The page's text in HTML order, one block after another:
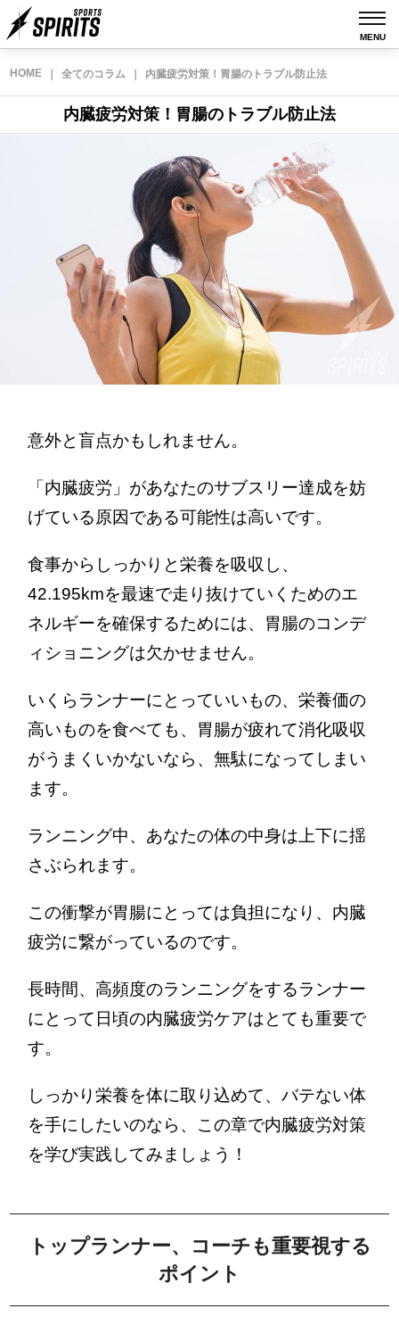
MENU
HOME 全てのコラム 内臓疲労対策！胃腸のトラブル防止法
内臓疲労対策！胃腸のトラブル防止法
意外と盲点かもしれません。
「内臓疲労」があなたのサブスリー達成を妨
げている原因である可能性は高いです。
食事からしっかりと栄養を吸収し、
42.195kmを最速で走り抜けていくためのエ
ネルギーを確保するためには、胃腸のコンデ
ィショニングは欠かせません。
いくらランナーにとっていいもの、栄養価の
高いものを食べても、胃腸が疲れて消化吸収
がうまくいかないなら、無駄になってしまい
ます。
ランニング中、あなたの体の中身は上下に揺
さぶられます。
この衝撃が胃腸にとっては負担になり、内臓
疲労に繋がっているのです。
長時間、高頻度のランニングをするランナー
にとって日頃の内臓疲労ケアはとても重要で
す。
しっかり栄養を体に取り込めて、バテない体
を手にしたいのなら、この章で内臓疲労対策
を学び実践してみましょう！
トップランナー、コーチも重要視する
ポイント